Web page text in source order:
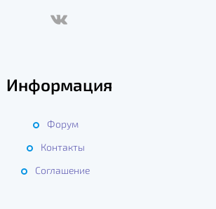
Информация
Форум
Контакты
Соглашение